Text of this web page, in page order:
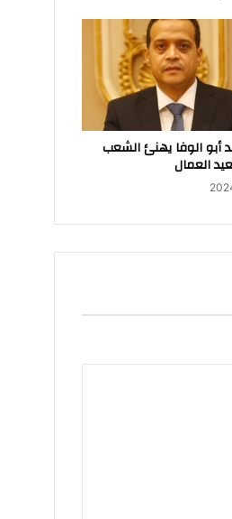
أبو الوفا يهنئ الشعب
العمال